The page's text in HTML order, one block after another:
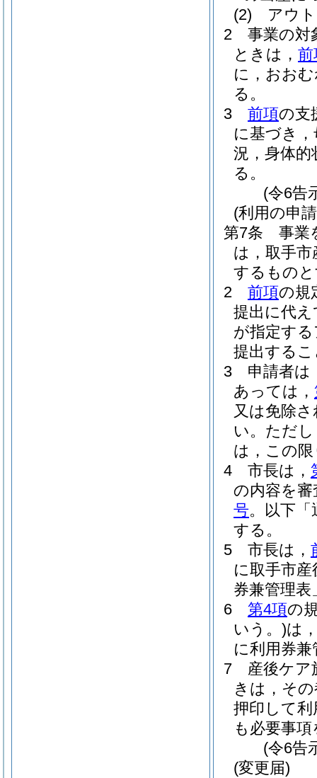
(2)
アウ
2
事業の対
ときは， 前
に，おお
る。
3
前項の支
に基づき
況，身体
る。
(令6告
(利用の申
第7条
事業
は，取手
するもの
2
前項の規
提出に代
が指定す
提出する
3
申請者は
あっては，
又は免除
い。 ただ
は，この
4
市長は，
の内容を審
号。以下
する。
5
市長は，
に取手市
券兼管理
6
第4項の
いう。)は
に利用券
7
産後ケア
きは，そ
押印して
も必要事
(令6告
(変更届)